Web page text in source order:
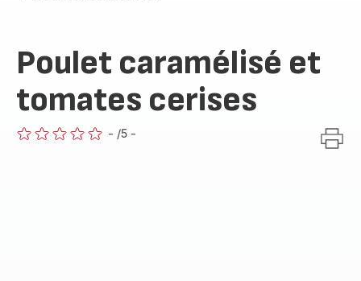
Poulet caramélisé et
tomates cerises
- /5 -